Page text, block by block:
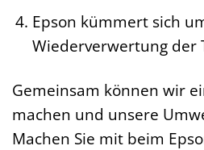
Epson kümmert sich
Wiederverwertung der
Gemeinsam können wir
machen und unsere
Machen Sie mit beim